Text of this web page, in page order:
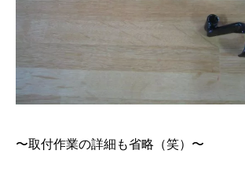
〜取付作業の詳細も省略（笑）〜